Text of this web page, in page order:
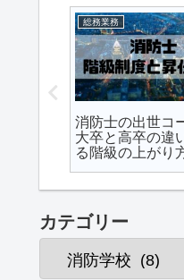
ワンテーマ
消防と警察はど
きつい？｜違い
の視点で比較
カテゴリー